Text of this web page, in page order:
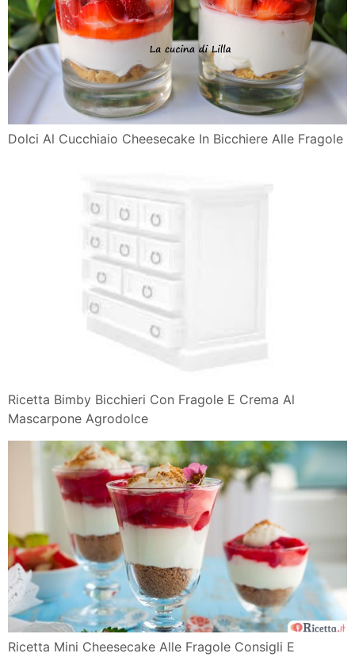
Dolci Al Cucchiaio Cheesecake In Bicchiere Alle Fragole
Ricetta Bimby Bicchieri Con Fragole E Crema Al
Mascarpone Agrodolce
Ricetta Mini Cheesecake Alle Fragole Consigli E